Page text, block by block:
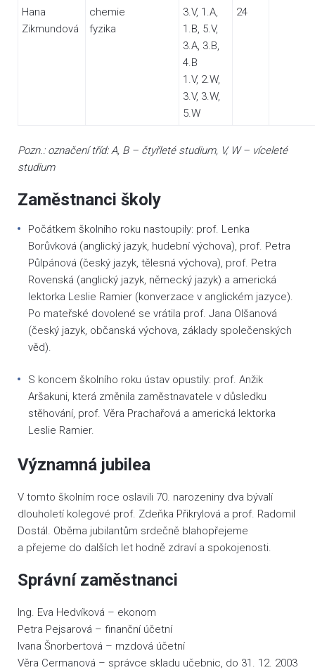
Hana
Zikmundová
chemie
fyzika
3.V, 1.A,
1.B, 5.V,
3.A, 3.B,
4.B
1.V, 2.W,
3.V, 3.W,
5.W
24
Pozn.: označení tříd: A, B – čtyřleté studium, V, W – víceleté
studium
Zaměstnanci školy
Počátkem školního roku nastoupily: prof. Lenka
Borůvková (anglický jazyk, hudební výchova), prof. Petra
Půlpánová (český jazyk, tělesná výchova), prof. Petra
Rovenská (anglický jazyk, německý jazyk) a americká
lektorka Leslie Ramier (konverzace v anglickém jazyce).
Po mateřské dovolené se vrátila prof. Jana Olšanová
(český jazyk, občanská výchova, základy společenských
věd).
S koncem školního roku ústav opustily: prof. Anžik
Aršakuni, která změnila zaměstnavatele v důsledku
stěhování, prof. Věra Prachařová a americká lektorka
Leslie Ramier.
Významná jubilea
V tomto školním roce oslavili 70. narozeniny dva bývalí
dlouholetí kolegové prof. Zdeňka Přikrylová a prof. Radomil
Dostál. Oběma jubilantům srdečně blahopřejeme
a přejeme do dalších let hodně zdraví a spokojenosti.
Správní zaměstnanci
Ing. Eva Hedvíková – ekonom
Petra Pejsarová – finanční účetní
Ivana Šnorbertová – mzdová účetní
Věra Cermanová – správce skladu učebnic, do 31. 12. 2003